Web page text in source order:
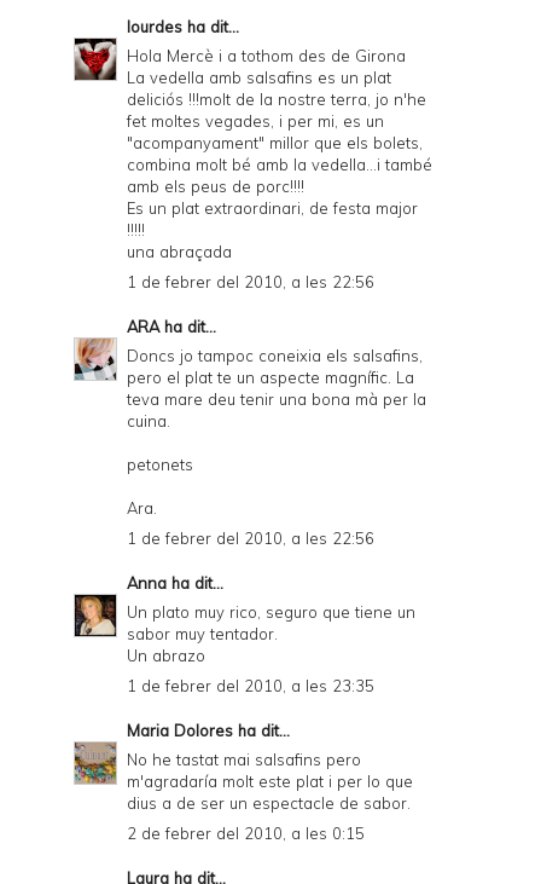
lourdes ha dit...
Hola Mercè i a tothom des de Girona
La vedella amb salsafins es un plat
deliciós !!!molt de la nostre terra, jo n'he
fet moltes vegades, i per mi, es un
"acompanyament" millor que els bolets,
combina molt bé amb la vedella...i també
amb els peus de porc!!!!
Es un plat extraordinari, de festa major
!!!!!
una abraçada
1 de febrer del 2010, a les 22:56
ARAha dit...
Doncs jo tampoc coneixia els salsafins,
pero el plat te un aspecte magnífic. La
teva mare deu tenir una bona mà per la
cuina.
petonets
Ara.
1 de febrer del 2010, a les 22:56
Anna ha dit...
Un plato muy rico, seguro que tiene un
sabor muy tentador.
Un abrazo
1 de febrer del 2010, a les 23:35
Maria Dolores ha dit...
No he tastat mai salsafins pero
m'agradaría molt este plat i per lo que
dius a de ser un espectacle de sabor.
2 de febrer del 2010, a les 0:15
Laura ha dit...